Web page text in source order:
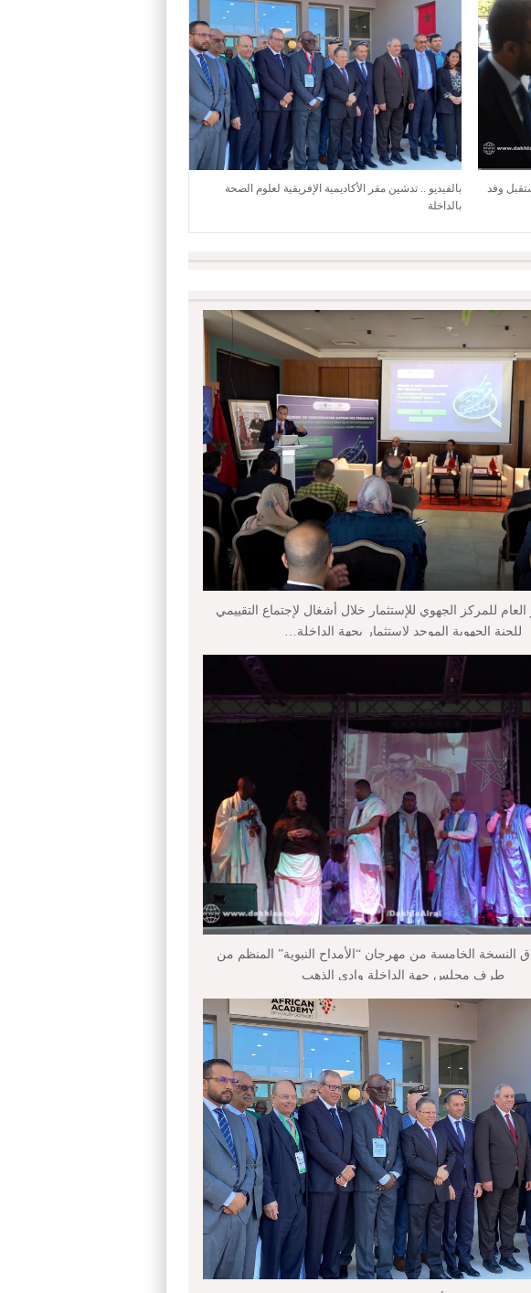
وفد
بالفيديو .. تدشين مقر الأكاديمية الإفريقية لعلوم الصحة
بالداخلة
العام للمركز الجهوي للإستثمار خلال أشغال لإجتماع التقييمي
للجنة الجهوية الموحد لإستثمار بجهة الداخلة…
النسخة الخامسة من مهرجان “الأمداح النبوية” المنظم من
طرف مجلس جهة الداخلة وادي الذهب